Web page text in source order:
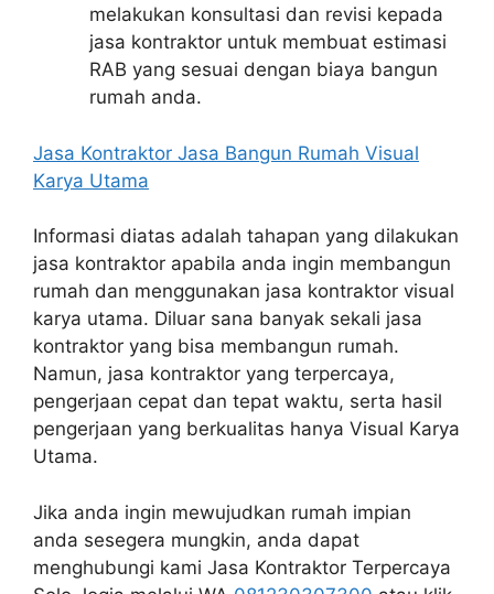
melakukan konsultasi dan revisi kepada
jasa kontraktor untuk membuat estimasi
RAB yang sesuai dengan biaya bangun
rumah anda.
Jasa Kontraktor Jasa Bangun Rumah Visual
Karya Utama
Informasi diatas adalah tahapan yang dilakukan
jasa kontraktor apabila anda ingin membangun
rumah dan menggunakan jasa kontraktor visual
karya utama. Diluar sana banyak sekali jasa
kontraktor yang bisa membangun rumah.
Namun, jasa kontraktor yang terpercaya,
pengerjaan cepat dan tepat waktu, serta hasil
pengerjaan yang berkualitas hanya Visual Karya
Utama.
Jika anda ingin mewujudkan rumah impian
anda sesegera mungkin, anda dapat
menghubungi kami Jasa Kontraktor Terpercaya